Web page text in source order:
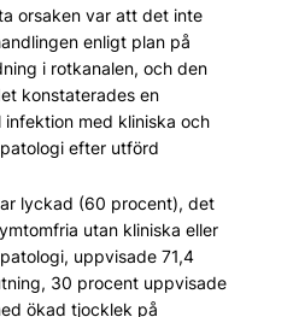
orsaken var att det inte
enligt plan på
i rotkanalen, och den
konstaterades en
med kliniska och
efter utförd
lyckad (60 procent), det
utan kliniska eller
uppvisade 71,4
30 procent uppvisade
ökad tjocklek på